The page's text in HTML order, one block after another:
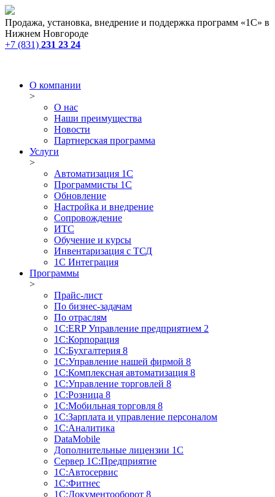
Продажа, установка, внедрение и поддержка программ «1С» в
Нижнем Новгороде
+7 (831) 231 23 24
О компании
>
О нас
Наши преимущества
Новости
Партнерская программа
Услуги
>
Автоматизация 1С
Программисты 1С
Обновление
Настройка и внедрение
Сопровождение
ИТС
Обучение и курсы
Инвентаризация с ТСД
1С Интеграция
Программы
>
Прайс-лист
По бизнес-задачам
По отраслям
1C:ERP Управление предприятием 2
1С:Корпорация
1С:Бухгалтерия 8
1С:Управление нашей фирмой 8
1С:Комплексная автоматизация 8
1С:Управление торговлей 8
1С:Розница 8
1С:Мобильная торговля 8
1С:Зарплата и управление персоналом
1С:Аналитика
DataMobile
Дополнительные лицензии 1С
Сервер 1С:Предприятие
1С:Автосервис
1С:Фитнес
1С:Документооборот 8